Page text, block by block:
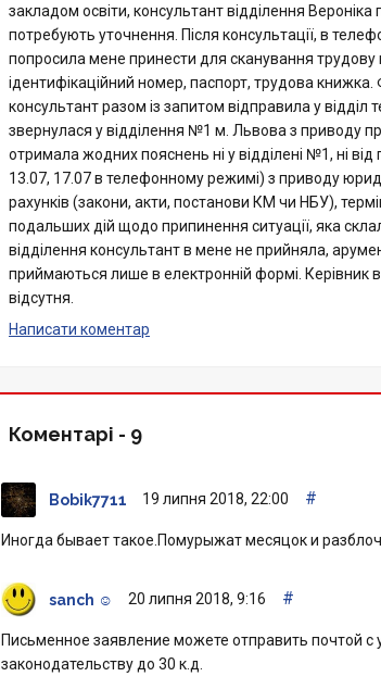
закладом освіти, консультант відділення
потребують уточнення. Після консультації, в
попросила мене принести для сканування
ідентифікаційний номер, паспорт, трудова книжка.
консультант разом із запитом відправила у відділ
звернулася у відділення №1 м. Львова з приводу
отримала жодних пояснень ні у відділені №1, ні
13.07, 17.07 в телефонному режимі) з приводу
рахунків (закони, акти, постанови КМ чи НБУ),
подальших дій щодо припинення ситуації, яка
відділення консультант в мене не прийняла,
приймаються лише в електронній формі. Керівник
відсутня.
Написати коментар
Коментарі - 9
Bobik7711 19 липня 2018, 22:00 #
Иногда бывает такое.Помурыжат месяцок и
sanch ☺ 20 липня 2018, 9:16 #
Письменное заявление можете отправить почтой
законодательству до 30 к.д.